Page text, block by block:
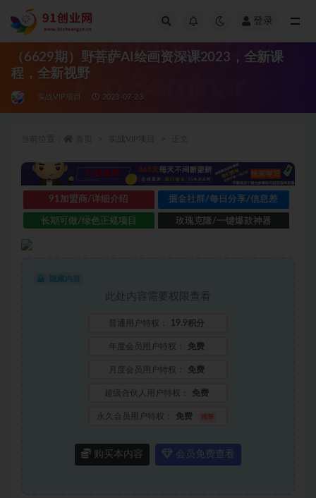
登录
（6629期）野菩萨AI绘画资深课2023，全新课
程，全新视野
实战VIP项目 2023-07-23
91加盟商/详细介绍 掘金社群/每日分享/信息差
长期可做/绿色正规项目 玫瑰克隆/一键爆款神器
隐藏内容
此处内容需要权限查看
普通用户特权： 19.9积分
年度会员用户特权： 免费
月度会员用户特权： 免费
超级合伙人用户特权： 免费
永久会员用户特权： 免费 推荐
购买本内容 会员免费查看